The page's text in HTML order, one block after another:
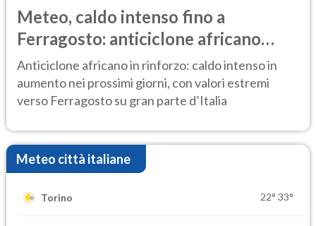
Meteo, caldo intenso fino a
Ferragosto: anticiclone africano
ancora protagonista
Anticiclone africano in rinforzo: caldo intenso in
aumento nei prossimi giorni, con valori estremi
verso Ferragosto su gran parte d’Italia
Meteo città italiane
Torino 22° 33°